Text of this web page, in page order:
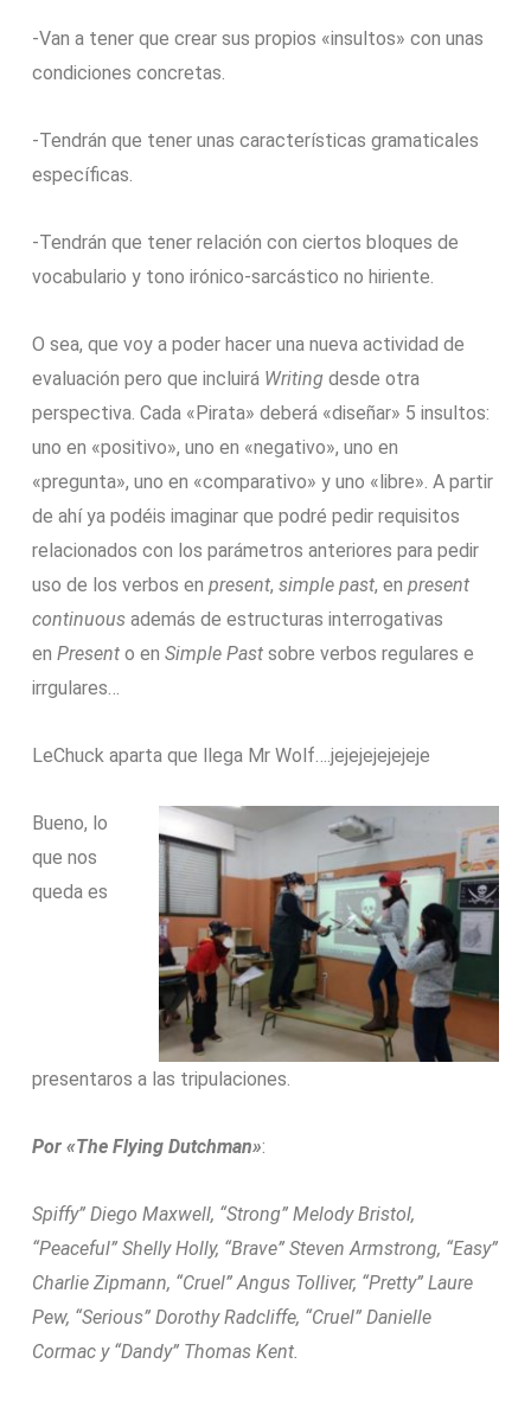
-Van a tener que crear sus propios «insultos» con unas
condiciones concretas.
-Tendrán que tener unas características gramaticales
específicas.
-Tendrán que tener relación con ciertos bloques de
vocabulario y tono irónico-sarcástico no hiriente.
O sea, que voy a poder hacer una nueva actividad de
evaluación pero que incluirá Writing desde otra
perspectiva. Cada «Pirata» deberá «diseñar» 5 insultos:
uno en «positivo», uno en «negativo», uno en
«pregunta», uno en «comparativo» y uno «libre». A partir
de ahí ya podéis imaginar que podré pedir requisitos
relacionados con los parámetros anteriores para pedir
uso de los verbos enpresent,simple past, enpresent
continuous además de estructuras interrogativas
enPresent o enSimple Past sobre verbos regulares e
irrgulares…
LeChuck aparta que llega Mr Wolf….jejejejejejeje
Bueno, lo
que nos
queda es
presentaros a las tripulaciones.
Por «The Flying Dutchman»:
Spiffy” Diego Maxwell, “Strong” Melody Bristol,
“Peaceful” Shelly Holly, “Brave” Steven Armstrong, “Easy”
Charlie Zipmann, “Cruel” Angus Tolliver, “Pretty” Laure
Pew, “Serious” Dorothy Radcliffe, “Cruel” Danielle
Cormac y “Dandy” Thomas Kent.